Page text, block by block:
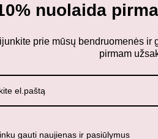
nuolaida
prie mūsų bendruomenės ir
pirmam
gauti naujienas ir pasiūlymus